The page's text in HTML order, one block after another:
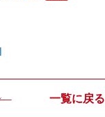
一覧に戻る